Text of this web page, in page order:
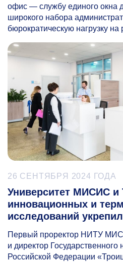
офис — службу единого окна
широкого набора
бюрократическую нагрузку на
26 СЕНТЯБРЯ 2024 ГОДА
Университет МИСИС и
инновационных и
исследований
Первый проректор НИТУ
и директор Государственного
Российской Федерации